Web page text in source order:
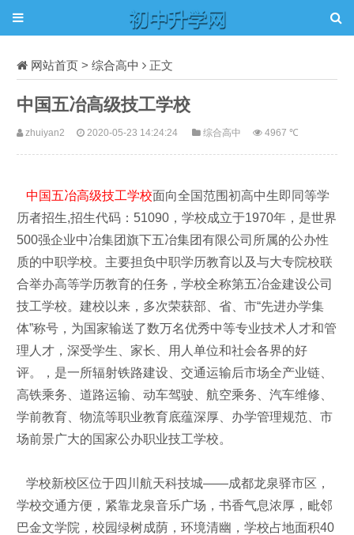
网站首页 > 综合高中 正文
中国五冶高级技工学校
zhuiyan2 2020-05-23 14:24:24 综合高中 4967 ℃
中国五冶高级技工学校面向全国范围初高中生即同等学
历者招生,招生代码：51090，学校成立于1970年，是世界
500强企业中冶集团旗下五冶集团有限公司所属的公办性
质的中职学校。主要担负中职学历教育以及与大专院校联
合举办高等学历教育的任务，学校全称第五冶金建设公司
技工学校。建校以来，多次荣获部、省、市“先进办学集
体”称号，为国家输送了数万名优秀中等专业技术人才和管
理人才，深受学生、家长、用人单位和社会各界的好
评。，是一所辐射铁路建设、交通运输后市场全产业链、
高铁乘务、道路运输、动车驾驶、航空乘务、汽车维修、
学前教育、物流等职业教育底蕴深厚、办学管理规范、市
场前景广大的国家公办职业技工学校。
学校新校区位于四川航天科技城——成都龙泉驿市区，
学校交通方便，紧靠龙泉音乐广场，书香气息浓厚，毗邻
巴金文学院，校园绿树成荫，环境清幽，学校占地面积40